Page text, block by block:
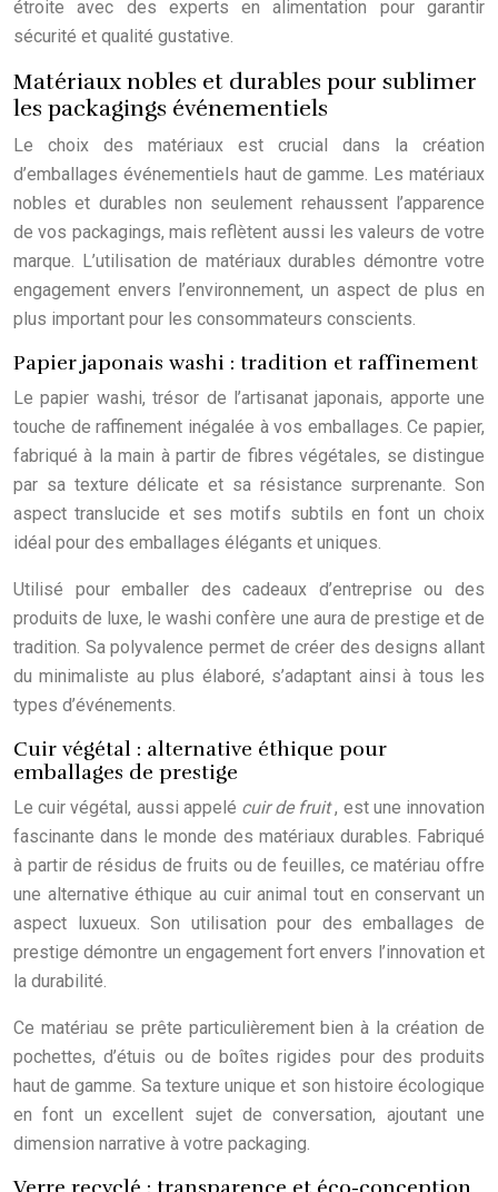
étroite avec des experts en alimentation pour garantir
sécurité et qualité gustative.
Matériaux nobles et durables pour sublimer
les packagings événementiels
Le choix des matériaux est crucial dans la création
d’emballages événementiels haut de gamme. Les matériaux
nobles et durables non seulement rehaussent l’apparence
de vos packagings, mais reflètent aussi les valeurs de votre
marque. L’utilisation de matériaux durables démontre votre
engagement envers l’environnement, un aspect de plus en
plus important pour les consommateurs conscients.
Papier japonais washi : tradition et raffinement
Le papier washi, trésor de l’artisanat japonais, apporte une
touche de raffinement inégalée à vos emballages. Ce papier,
fabriqué à la main à partir de fibres végétales, se distingue
par sa texture délicate et sa résistance surprenante. Son
aspect translucide et ses motifs subtils en font un choix
idéal pour des emballages élégants et uniques.
Utilisé pour emballer des cadeaux d’entreprise ou des
produits de luxe, le washi confère une aura de prestige et de
tradition. Sa polyvalence permet de créer des designs allant
du minimaliste au plus élaboré, s’adaptant ainsi à tous les
types d’événements.
Cuir végétal : alternative éthique pour
emballages de prestige
Le cuir végétal, aussi appelé cuir de fruit, est une innovation
fascinante dans le monde des matériaux durables. Fabriqué
à partir de résidus de fruits ou de feuilles, ce matériau offre
une alternative éthique au cuir animal tout en conservant un
aspect luxueux. Son utilisation pour des emballages de
prestige démontre un engagement fort envers l’innovation et
la durabilité.
Ce matériau se prête particulièrement bien à la création de
pochettes, d’étuis ou de boîtes rigides pour des produits
haut de gamme. Sa texture unique et son histoire écologique
en font un excellent sujet de conversation, ajoutant une
dimension narrative à votre packaging.